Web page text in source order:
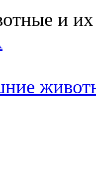
и их